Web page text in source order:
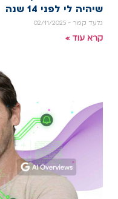
שיהיה לי לפני 14 שנה
גלעד קמר
קרא עוד »